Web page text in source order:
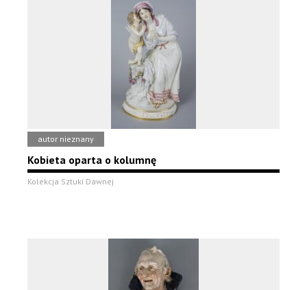
autor nieznany
Kobieta oparta o kolumnę
Kolekcja Sztuki Dawnej